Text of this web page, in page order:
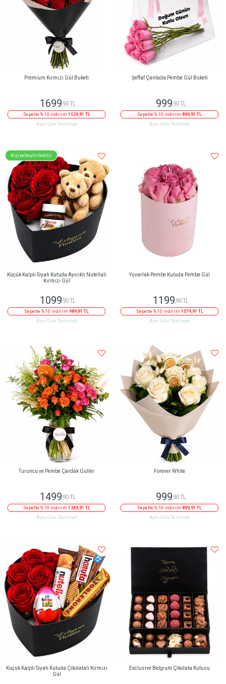
Premium Kırmızı Gül Buketi
1699,90 TL
Sepette % 10 indirim 1529,91 TL
Aynı Gün Teslimat
Şeffaf Çantada Pembe Gül Buketi
999,90 TL
Sepette % 10 indirim 899,91 TL
Aynı Gün Teslimat
Kişiselleştirilebilir
Küçük Kalpli Siyah Kutuda Ayıcıklı Nutellalı
Kırmızı Gül
1099 ,90 TL
Sepette % 10 indirim 989,91 TL
Aynı Gün Teslimat
Yuvarlak Pembe Kutuda Pembe Gül
1199 ,90 TL
Sepette % 10 indirim 1079,91 TL
Aynı Gün Teslimat
Turuncu ve Pembe Çardak Güller
1499,90 TL
Sepette % 10 indirim 1349,91 TL
Aynı Gün Teslimat
Forever White
999,90 TL
Sepette % 10 indirim 899,91 TL
Aynı Gün Teslimat
Küçük Kalpli Siyah Kutuda Çikolatalı Kırmızı
Gül
Exclusive Belgium Çikolata Kutusu